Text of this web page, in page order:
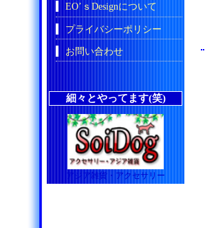
EO’ｓDesignについて
プライバシーポリシー
お問い合わせ
細々とやってます(笑)
アジア雑貨・アクセサリー